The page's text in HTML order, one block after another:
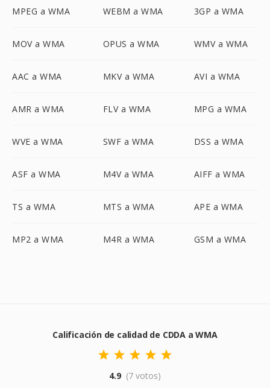
MPEG a WMA WEBM a WMA 3GP a WMA
MOV a WMA OPUS a WMA WMV a WMA
AAC a WMA MKV a WMA AVI a WMA
AMR a WMA FLV a WMA MPG a WMA
WVE a WMA SWF a WMA DSS a WMA
ASF a WMA M4V a WMA AIFF a WMA
TS a WMA MTS a WMA APE a WMA
MP2 a WMA M4R a WMA GSM a WMA
Calificación de calidad de CDDA a WMA
4.9 (7 votos)